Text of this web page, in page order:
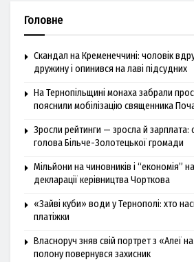
Головне
Скандал на Кременеччині: чоловік
дружину і опинився на лаві підсудних
На Тернопільщині монаха забрали
пояснили мобілізацію священника
Зросли рейтинги — зросла й зарплата:
голова Більче-Золотецької громади
Мільйони на чиновників і “економія”
декларації керівництва Чорткова
«Зайві куби» води у Тернополі: хто
платіжки
Власноруч зняв свій портрет з «Алеї
полону повернувся захисник